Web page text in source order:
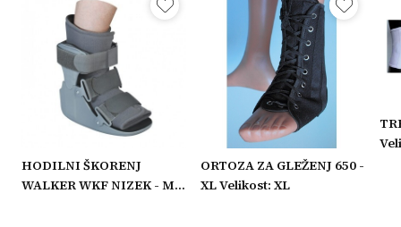
HODILNI ŠKORENJ
WALKER WKF NIZEK - M
ORTOZA ZA GLEŽENJ 650 -
XL Velikost: XL